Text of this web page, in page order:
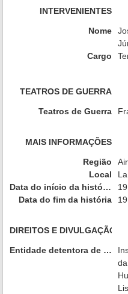
INTERVENIENTES
Nome
Cargo
TEATROS DE GUERRA
Teatros de Guerra
MAIS INFORMAÇÕES
Região
Local
Data do início da história
Data do fim da história
DIREITOS E DIVULGAÇÃO
Entidade detentora de direitos